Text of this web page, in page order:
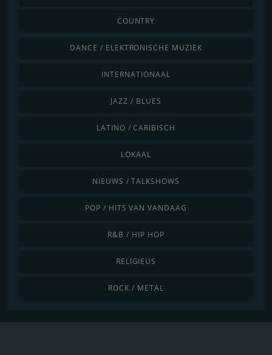
COUNTRY
DANCE / ELEKTRONISCHE MUZIEK
INTERNATIONAAL
JAZZ / BLUES
LATINO / CARIBISCH
LOKAAL
NIEUWS / TALKSHOWS
POP / HITS VAN VANDAAG
R&B / HIP HOP
RELIGIEUS
ROCK / METAL